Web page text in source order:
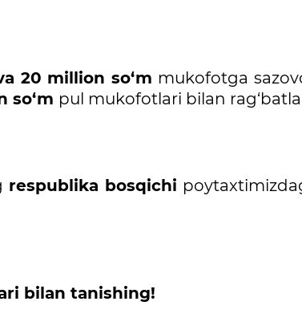
20 million so‘m mukofotga
so‘m pul mukofotlari bilan
respublika bosqichi
bilan tanishing!